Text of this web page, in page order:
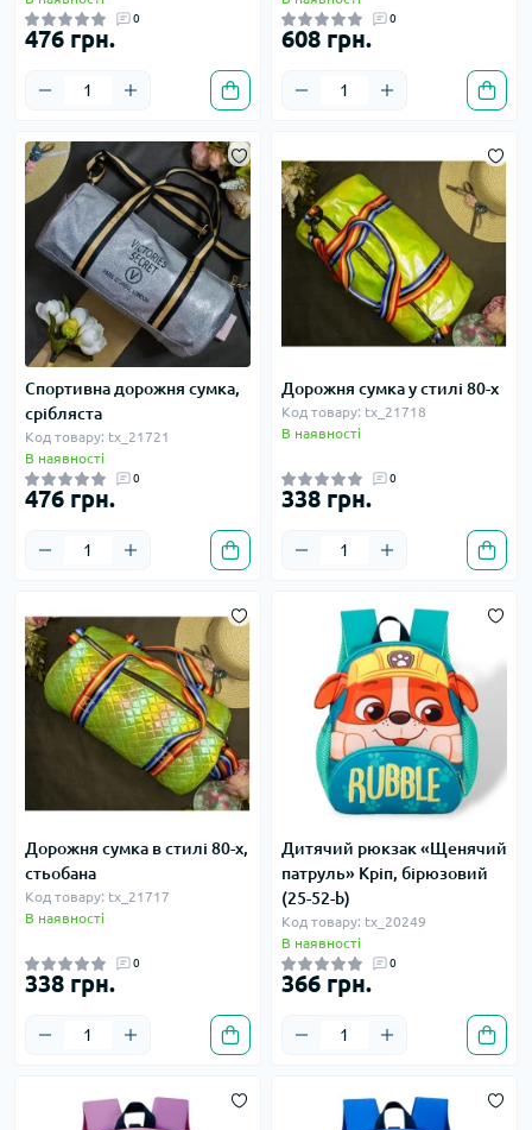
0
476 грн.
0
608 грн.
Спортивна дорожня сумка,
срібляста
Код товару: tx_21721
В наявності
0
476 грн.
Дорожня сумка у стилі 80-х
Код товару: tx_21718
В наявності
0
338 грн.
Дорожня сумка в стилі 80-х,
стьобана
Код товару: tx_21717
В наявності
0
338 грн.
Дитячий рюкзак «Щенячий
патруль» Кріп, бірюзовий
(25-52-b)
Код товару: tx_20249
В наявності
0
366 грн.